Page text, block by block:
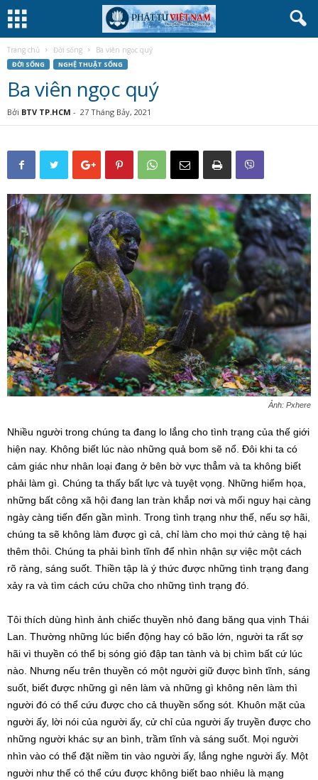
Trang chủ Đời sống Ba viên ngọc quý
ĐỜI SỐNG NGHỆ THUẬT SỐNG
Ba viên ngọc quý
Bởi BTV TP.HCM - 27 Tháng Bảy, 2021
Ảnh: Pxhere
Nhiều người trong chúng ta đang lo lắng cho tình trạng của thế giới
hiện nay. Không biết lúc nào những quả bom sẽ nổ. Đôi khi ta có
cảm giác như nhân loại đang ở bên bờ vực thẳm và ta không biết
phải làm gì. Chúng ta thấy bất lực và tuyệt vọng. Những hiểm họa,
những bất công xã hội đang lan tràn khắp nơi và mối nguy hại càng
ngày càng tiến đến gần mình. Trong tình trạng như thế, nếu sợ hãi,
chúng ta sẽ không làm được gì cả, chỉ làm cho mọi thứ càng tệ hại
thêm thôi. Chúng ta phải bình tĩnh để nhìn nhận sự việc một cách
rõ ràng, sáng suốt. Thiền tập là ý thức được những tình trạng đang
xảy ra và tìm cách cứu chữa cho những tình trạng đó.
Tôi thích dùng hình ảnh chiếc thuyền nhỏ đang băng qua vịnh Thái
Lan. Thường những lúc biển động hay có bão lớn, người ta rất sợ
hãi vì thuyền có thể bị sóng gió đập tan tành và bị chìm bất cứ lúc
nào. Nhưng nếu trên thuyền có một người giữ được bình tĩnh, sáng
suốt, biết được những gì nên làm và những gì không nên làm thì
người đó có thể cứu được cho cả thuyền sống sót. Khuôn mặt của
người ấy, lời nói của người ấy, cử chỉ của người ấy truyền được cho
những người khác sự an bình, trầm tĩnh và sáng suốt. Mọi người
nhìn vào có thể đặt niềm tin vào người ấy, lắng nghe người ấy. Một
người như thế có thể cứu được không biết bao nhiêu là mạng